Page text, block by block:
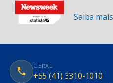
Saiba mais
GERAL
+55 (41) 3310-1010